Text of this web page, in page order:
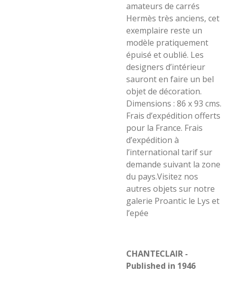
amateurs de carrés
Hermès très anciens, cet
exemplaire reste un
modèle pratiquement
épuisé et oublié. Les
designers d’intérieur
sauront en faire un bel
objet de décoration.
Dimensions : 86 x 93 cms.
Frais d’expédition offerts
pour la France. Frais
d’expédition à
l’international tarif sur
demande suivant la zone
du pays.Visitez nos
autres objets sur notre
galerie Proantic le Lys et
l’epée
CHANTECLAIR -
Published in 1946